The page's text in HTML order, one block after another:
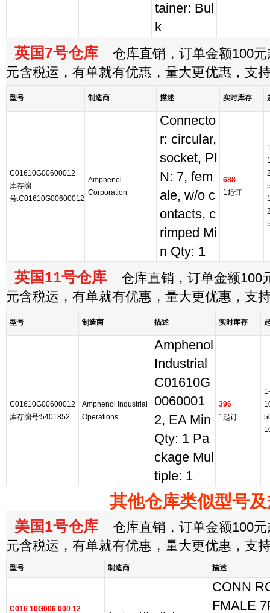
tainer: Bul
k
英国7号仓库 仓库直销，订单金额100元
元含税运，有单就有优惠，量大更优惠，支
型号 制造商 描述 实时库存
C01610G00600012
库存编
号:C01610G00600012
Amphenol
Corporation
Connecto
r: circular,
socket, PI
N: 7, fem
ale, w/o c
ontacts, c
rimped Mi
n Qty: 1
688
1起订
英国11号仓库 仓库直销，订单金额100
元含税运，有单就有优惠，量大更优惠，支
型号 制造商 描述 实时库存
C01610G00600012
库存编号:5401852
Amphenol Industrial
Operations
Amphenol
Industrial
C01610G
0060001
2, EA Min
Qty: 1 Pa
ckage Mul
tiple: 1
396
1起订
其他仓库类似型号
美国1号仓库 仓库直销，订单金额100元
元含税运，有单就有优惠，量大更优惠，支
型号 制造商 描述
C016 10G006 000 12
CONN
FMALE